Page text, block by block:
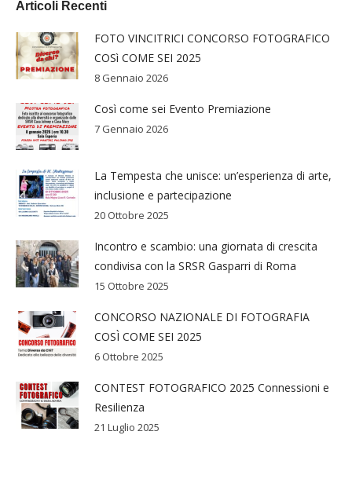
Articoli Recenti
FOTO VINCITRICI CONCORSO FOTOGRAFICO
COSì COME SEI 2025
8 Gennaio 2026
Così come sei Evento Premiazione
7 Gennaio 2026
La Tempesta che unisce: un’esperienza di arte,
inclusione e partecipazione
20 Ottobre 2025
Incontro e scambio: una giornata di crescita
condivisa con la SRSR Gasparri di Roma
15 Ottobre 2025
CONCORSO NAZIONALE DI FOTOGRAFIA
COSÌ COME SEI 2025
6 Ottobre 2025
CONTEST FOTOGRAFICO 2025 Connessioni e
Resilienza
21 Luglio 2025